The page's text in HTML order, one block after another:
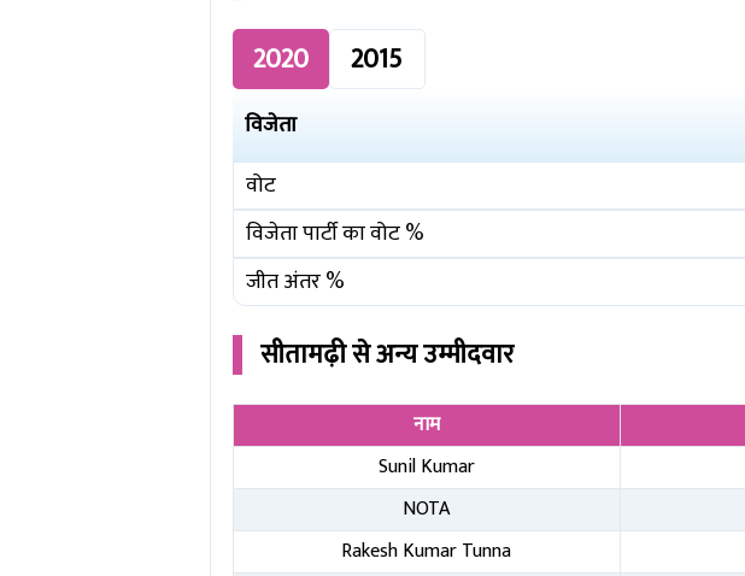
2020
2015
विजेता
वोट
विजेता पार्टी का वोट %
जीत अंतर %
सीतामढ़ीसे अन्य उम्मीदवार
नाम
Sunil Kumar
NOTA
Rakesh Kumar Tunna